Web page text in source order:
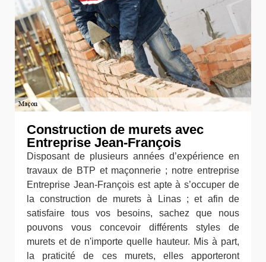
Construction de murets avec
Entreprise Jean-François
Disposant de plusieurs années d’expérience en
travaux de BTP et maçonnerie ; notre entreprise
Entreprise Jean-François est apte à s’occuper de
la construction de murets à Linas ; et afin de
satisfaire tous vos besoins, sachez que nous
pouvons vous concevoir différents styles de
murets et de n'importe quelle hauteur. Mis à part,
la praticité de ces murets, elles apporteront